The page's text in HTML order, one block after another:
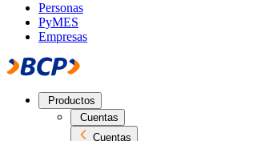
Personas
PyMES
Empresas
Productos
Cuentas
Cuentas